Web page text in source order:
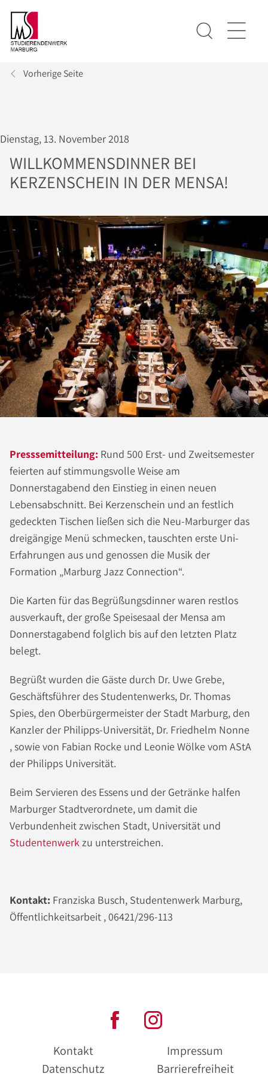
Vorherige Seite
Dienstag, 13. November 2018
WILLKOMMENSDINNER BEI
KERZENSCHEIN IN DER MENSA!
Presssemitteilung: Rund 500 Erst- und Zweitsemester
feierten auf stimmungsvolle Weise am
Donnerstagabend den Einstieg in einen neuen
Lebensabschnitt. Bei Kerzenschein und an festlich
gedeckten Tischen ließen sich die Neu-Marburger das
dreigängige Menü schmecken, tauschten erste Uni-
Erfahrungen aus und genossen die Musik der
Formation „Marburg Jazz Connection“.
Die Karten für das Begrüßungsdinner waren restlos
ausverkauft, der große Speisesaal der Mensa am
Donnerstagabend folglich bis auf den letzten Platz
belegt.
Begrüßt wurden die Gäste durch Dr. Uwe Grebe,
Geschäftsführer des Studentenwerks, Dr. Thomas
Spies, den Oberbürgermeister der Stadt Marburg, den
Kanzler der Philipps-Universität, Dr. Friedhelm Nonne
, sowie von Fabian Rocke und Leonie Wölke vom AStA
der Philipps Universität.
Beim Servieren des Essens und der Getränke halfen
Marburger Stadtverordnete, um damit die
Verbundenheit zwischen Stadt, Universität und
Studentenwerkzu unterstreichen.
Kontakt: Franziska Busch, Studentenwerk Marburg,
Öffentlichkeitsarbeit , 06421/296-113
Kontakt
Impressum
Datenschutz
Barrierefreiheit